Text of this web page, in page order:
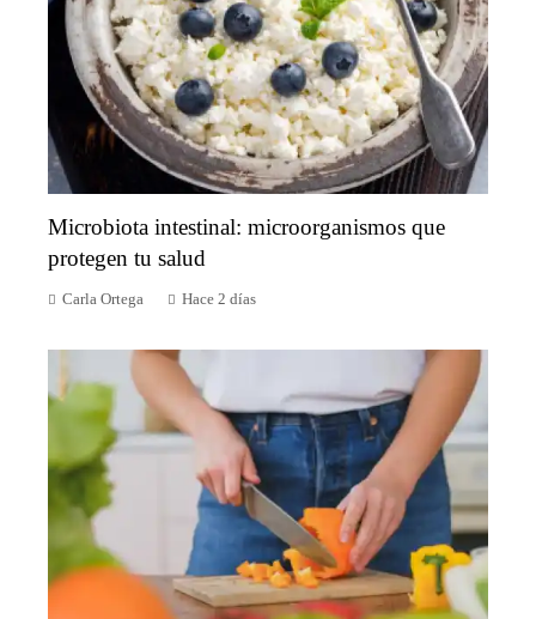
Microbiota intestinal: microorganismos que
protegen tu salud
Carla Ortega Hace 2 días